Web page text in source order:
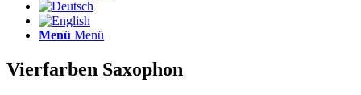
Menü Menü
Vierfarben Saxophon